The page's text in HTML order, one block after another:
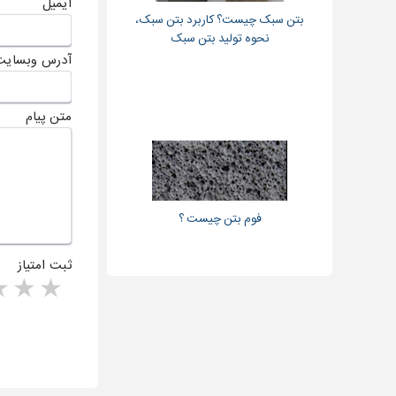
آدرس
متن پیام
ثبت امتیاز
1 star
بتن سبک چیست؟ کاربرد بتن سبک،
نحوه تولید بتن سبک
فوم بتن چیست ؟